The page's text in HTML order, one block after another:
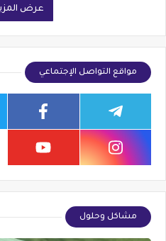
عرض
مواقع التواصل الإجتماعي
مشاكل وحلول